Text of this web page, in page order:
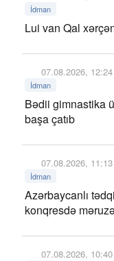
İdman
Lui van Qal
07.08.2026, 12:24
İdman
Bədii gimnastika
başa çatıb
07.08.2026, 11:13
İdman
Azərbaycanlı
konqresdə
07.08.2026, 10:40